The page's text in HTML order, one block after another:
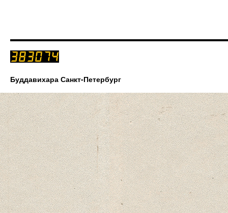
Буддавихара Санкт-Петербург